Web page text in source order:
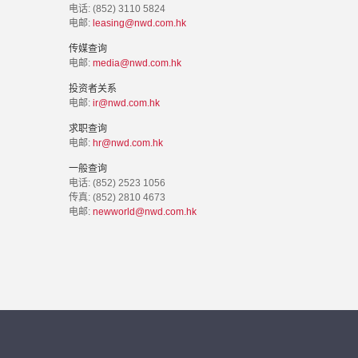
电话: (852) 3110 5824
电邮: leasing@nwd.com.hk
传媒查询
电邮: media@nwd.com.hk
投资者关系
电邮: ir@nwd.com.hk
求职查询
电邮: hr@nwd.com.hk
一般查询
电话: (852) 2523 1056
传真: (852) 2810 4673
电邮: newworld@nwd.com.hk